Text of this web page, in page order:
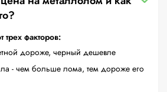
трех факторов:
дороже, черный дешевле
- чем больше лома, тем дороже его